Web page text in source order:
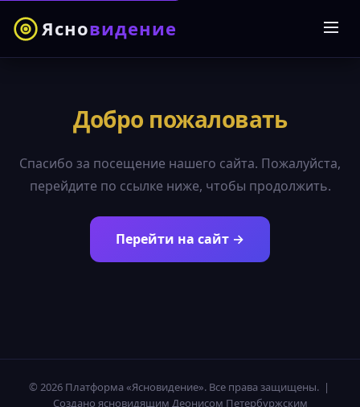
Ясновидение
Добро пожаловать
Спасибо за посещение нашего сайта. Пожалуйста,
перейдите по ссылке ниже, чтобы продолжить.
Перейти на сайт →
© 2026 Платформа «Ясновидение». Все права защищены. |
Создано ясновидящим Деонисом Петербуржским